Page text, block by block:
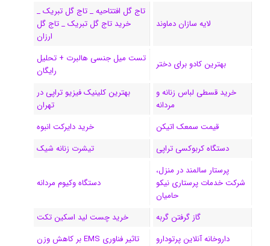
ن
ا
ر
m
م
لایه سازان دماوند
تاج گل افتتاحیه _ تاج گل تبریک _
خرید تاج گل تبریک _ تاج گل
ارزان
بهترین کادو برای دختر
تست میل جنسی هالبرت + تحلیل
رایگان
خرید قسطی لباس زنانه و
مردانه
بهترین کلینیک فیزیو تراپی در
تهران
قیمت سمعک اتیکن
خرید دایرکت انبوه
دستگاه کربوکسی تراپی
تیشرت زنانه شیک
پرستار سالمند در منزل،
شرکت خدمات پرستاری نیکو
حامیان
دستگاه وکیوم مردانه
گاز گرفتن گربه
خرید چست لید اسکین تکت
داروخانه آنلاین پرتودارو
تاثیر فناوری EMS بر کاهش وزن